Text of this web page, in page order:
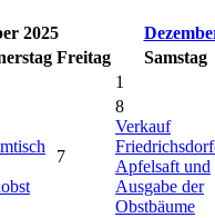
2025
Freitag
Samstag
1
7
8
Verkauf
Apfelsaft und
Ausgabe der
Obstbäume